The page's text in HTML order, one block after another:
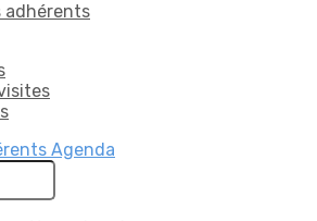
adhérents
Agenda